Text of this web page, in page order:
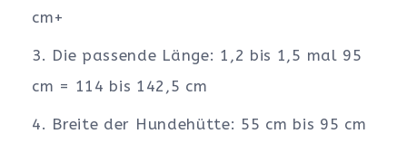
cm+
Die passende Länge: 1,2 bis 1,5 mal 95
cm = 114 bis 142,5 cm
Breite der Hundehütte: 55 cm bis 95 cm